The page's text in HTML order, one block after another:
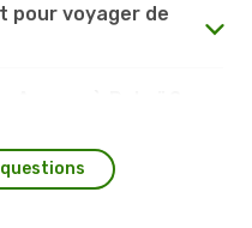
pour voyager de